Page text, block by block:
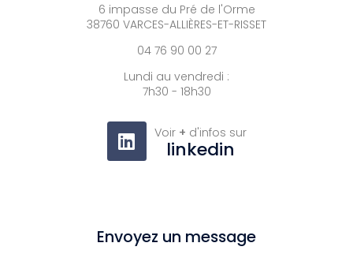
6 impasse du Pré de l'Orme
38760 VARCES-ALLIÈRES-ET-RISSET
04 76 90 00 27
Lundi au vendredi :
7h30 - 18h30
Voir + d'infos sur
linkedin
Envoyez un message